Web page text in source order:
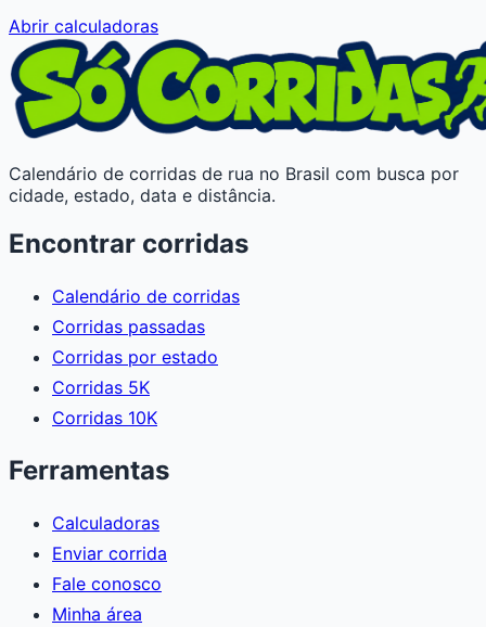
Abrir calculadoras
Calendário de corridas de rua no Brasil com busca por
cidade, estado, data e distância.
Encontrar corridas
Calendário de corridas
Corridas passadas
Corridas por estado
Corridas 5K
Corridas 10K
Ferramentas
Calculadoras
Enviar corrida
Fale conosco
Minha área